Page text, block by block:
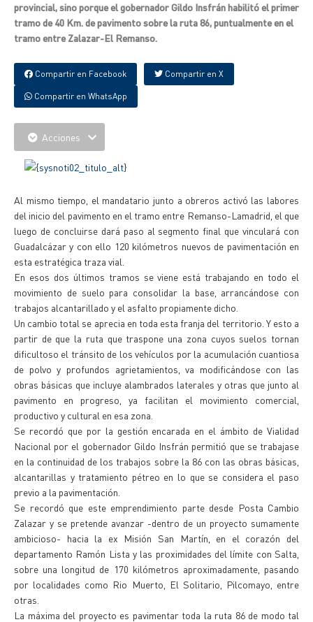
provincial, sino porque el gobernador Gildo Insfrán habilitó el primer
tramo de 40 Km. de pavimento sobre la ruta 86, puntualmente en el
tramo entre Zalazar-El Remanso.
Compartir en Facebook Compartir en X
Compartir en WhatsApp
Acciones
Al mismo tiempo, el mandatario junto a obreros activó las labores
del inicio del pavimento en el tramo entre Remanso-Lamadrid, el que
luego de concluirse dará paso al segmento final que vinculará con
Guadalcázar y con ello 120 kilómetros nuevos de pavimentación en
esta estratégica traza vial.
En esos dos últimos tramos se viene está trabajando en todo el
movimiento de suelo para consolidar la base, arrancándose con
trabajos alcantarillado y el asfalto propiamente dicho.
Un cambio total se aprecia en toda esta franja del territorio. Y esto a
partir de que la ruta que traspone una zona cuyos suelos tornan
dificultoso el tránsito de los vehículos por la acumulación cuantiosa
de polvo y profundos agrietamientos, va modificándose con las
obras básicas que incluye alambrados laterales y otras que junto al
pavimento en progreso, ya facilitan el movimiento comercial,
productivo y cultural en esa zona.
Se recordó que por la gestión encarada en el ámbito de Vialidad
Nacional por el gobernador Gildo Insfrán permitió que se trabajase
en la continuidad de los trabajos sobre la 86 con las obras básicas,
alcantarillas y tratamiento pétreo en lo que se considera el paso
previo a la pavimentación.
Se recordó que este emprendimiento parte desde Posta Cambio
Zalazar y se pretende avanzar -dentro de un proyecto sumamente
ambicioso- hacia la ex Misión San Martín, en el corazón del
departamento Ramón Lista y las proximidades del límite con Salta,
sobre una longitud de 170 kilómetros aproximadamente, pasando
por localidades como Rio Muerto, El Solitario, Pilcomayo, entre
otras.
La máxima del proyecto es pavimentar toda la ruta 86 de modo tal